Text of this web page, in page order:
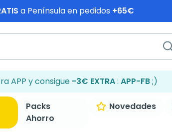
a Península en pedidos +65€
APP y consigue -3€ EXTRA: APP-FB;)
Packs
Ahorro
Novedades